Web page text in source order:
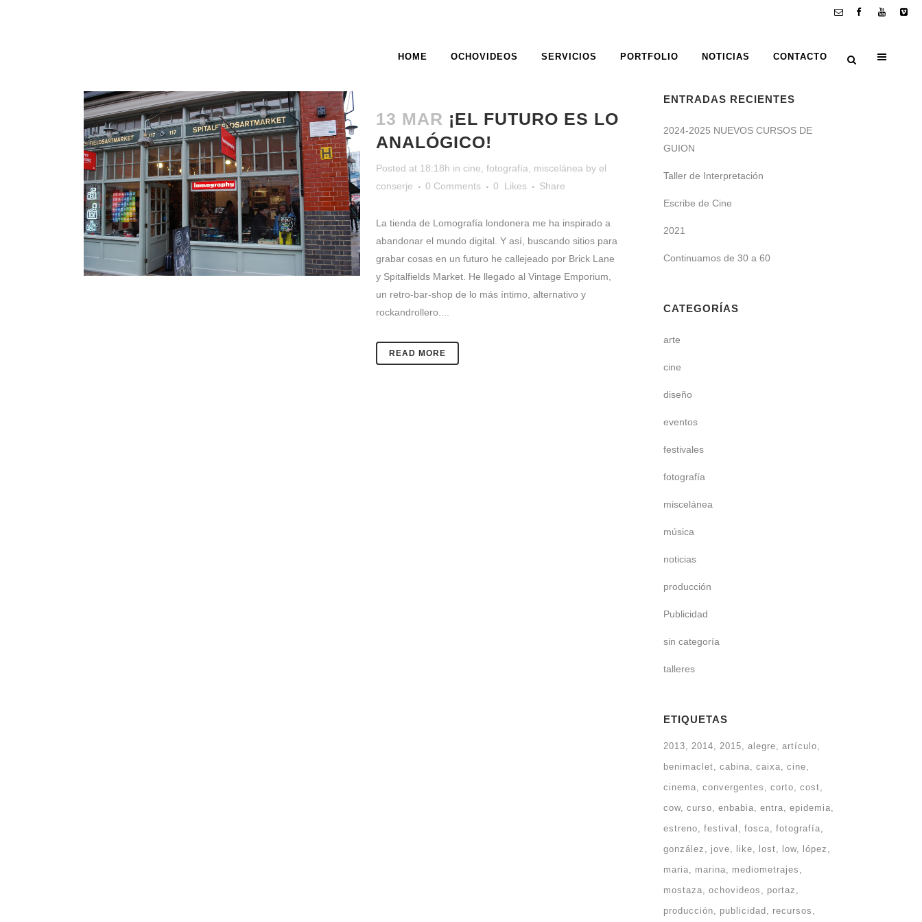
HOME OCHOVIDEOS SERVICIOS PORTFOLIO NOTICIAS CONTACTO
FUTURO TAG
13 MAR ¡EL FUTURO ES LO
ANALÓGICO!
Posted at 18:18h in cine fotografía miscelánea by el
conserje
0 Comments 0 Likes Share
La tienda de Lomografía londonera me ha inspirado a
abandonar el mundo digital. Y así, buscando sitios para
grabar cosas en un futuro he callejeado por Brick Lane
y Spitalfields Market. He llegado al Vintage Emporium,
un retro-bar-shop de lo más íntimo, alternativo y
rockandrollero....
READ MORE
ENTRADAS RECIENTES
2024-2025 NUEVOS CURSOS DE
GUION
Taller de Interpretación
Escribe de Cine
2021
Continuamos de 30 a 60
CATEGORÍAS
arte
cine
diseño
eventos
festivales
fotografía
miscelánea
música
noticias
producción
Publicidad
sin categoría
talleres
ETIQUETAS
2013 2014 2015 alegre
artículo
benimaclet
cabina caixa
cine
cinema
convergentes corto
cost
cow curso enbabia entra
epidemia
estreno
festival fosca
fotografía
gonzález
jove like lost low
lópez
maria
marina
mediometrajes
mostaza
ochovideos
portaz
producción
publicidad recursos